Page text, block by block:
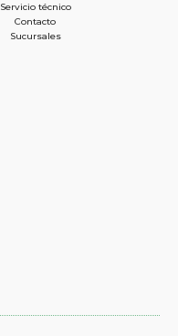
Servicio técnico
Contacto
Sucursales